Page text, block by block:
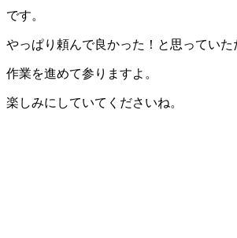
です。
やっぱり頼んで良かった！と思っていた
作業を進めて参りますよ。
楽しみにしていてくださいね。